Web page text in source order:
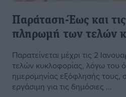
Παράταση-Έως και
πληρωμή των τελών
Παρατείνεται μέχρι τις 2
τελών κυκλοφορίας, λόγω του
ημερομηνίας εξόφλησής τους,
εργάσιμη για τις δημόσιες ...